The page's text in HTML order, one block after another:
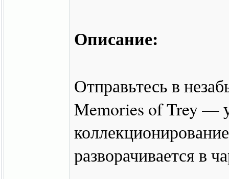
Описание:
Отправьтесь в
Memories of Trey —
разворачивается в